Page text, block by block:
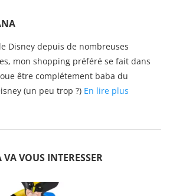
Disney depuis de nombreuses
mon shopping préféré se fait dans
être complétement baba du
(un peu trop ?) En lire plus
VA VOUS INTERESSER